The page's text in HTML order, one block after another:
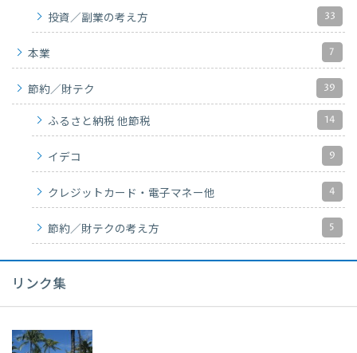
投資／副業の考え方 33
本業 7
節約／財テク 39
ふるさと納税 他節税 14
イデコ 9
クレジットカード・電子マネー他 4
節約／財テクの考え方 5
リンク集